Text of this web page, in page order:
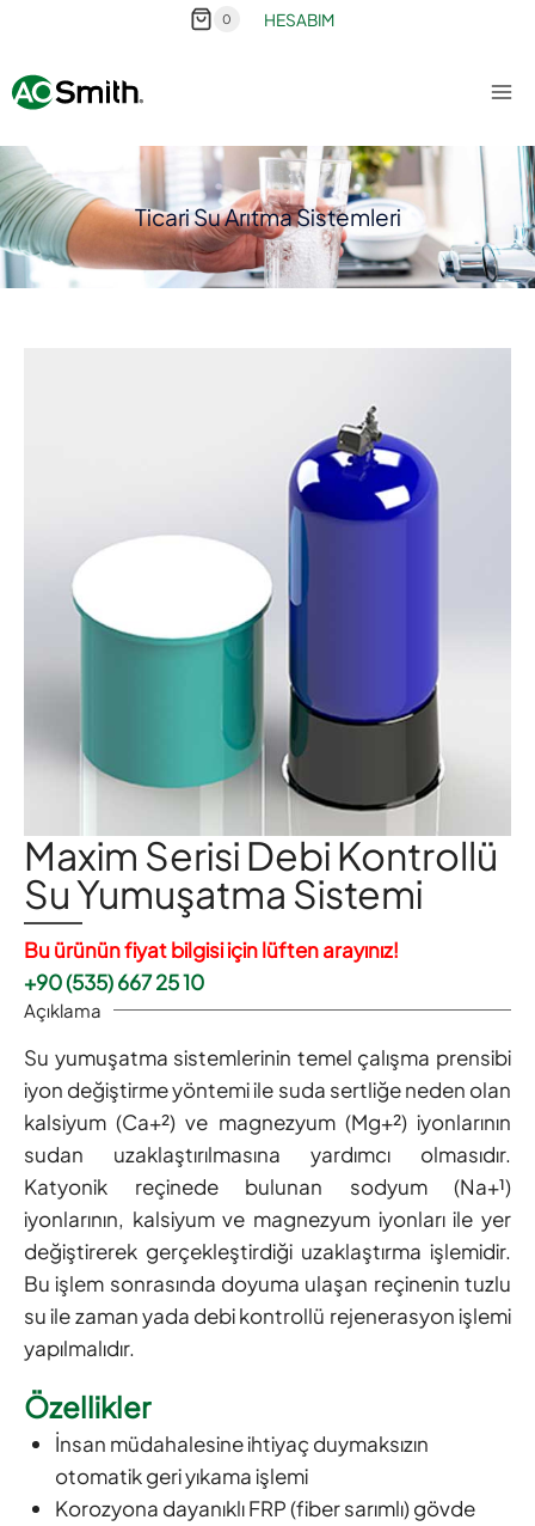
0 HESABIM
Ticari Su Arıtma Sistemleri
Maxim Serisi Debi Kontrollü
Su Yumuşatma Sistemi
Bu ürünün fiyat bilgisi için lüften arayınız!
+90 (535) 667 25 10
Açıklama
Su yumuşatma sistemlerinin temel çalışma prensibi
iyon değiştirme yöntemi ile suda sertliğe neden olan
kalsiyum (Ca+²) ve magnezyum (Mg+²) iyonlarının
sudan uzaklaştırılmasına yardımcı olmasıdır.
Katyonik reçinede bulunan sodyum (Na+¹)
iyonlarının, kalsiyum ve magnezyum iyonları ile yer
değiştirerek gerçekleştirdiği uzaklaştırma işlemidir.
Bu işlem sonrasında doyuma ulaşan reçinenin tuzlu
su ile zaman yada debi kontrollü rejenerasyon işlemi
yapılmalıdır.
Özellikler
İnsan müdahalesine ihtiyaç duymaksızın
otomatik geri yıkama işlemi
Korozyona dayanıklı FRP (fiber sarımlı) gövde